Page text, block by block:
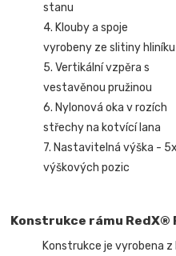
stanu
4. Klouby a spoje
vyrobeny ze slitiny hliníku
5. Vertikální vzpěra s
vestavěnou pružinou
6. Nylonová oka v rozích
střechy na kotvící lana
7. Nastavitelná výška - 5x
výškových pozic
Konstrukce rámu RedX®
Konstrukce je vyrobena